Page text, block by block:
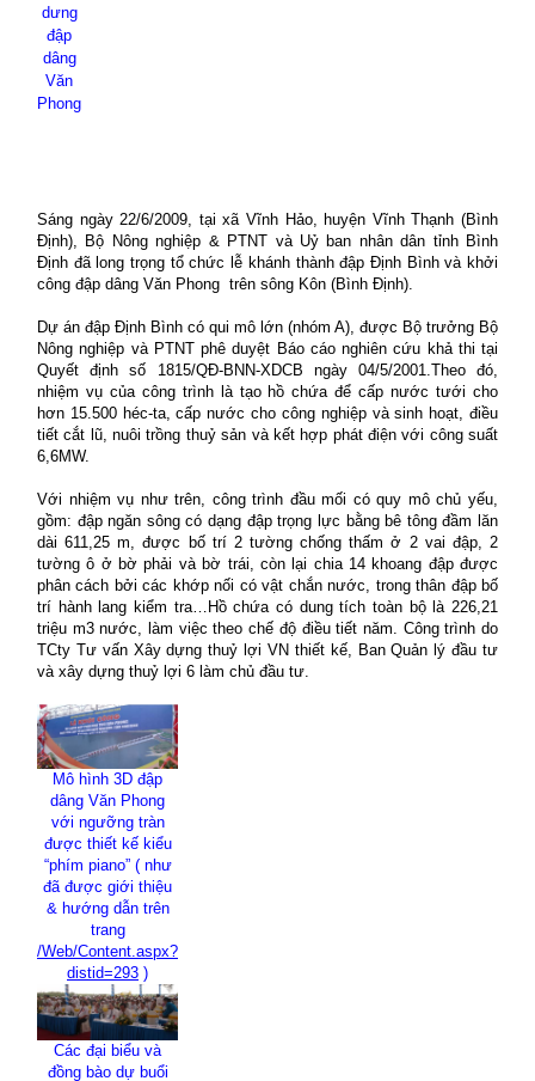
dưng
đập
dâng
Văn
Phong
Sáng ngày 22/6/2009, tại xã Vĩnh Hảo, huyện Vĩnh Thạnh (Bình
Định), Bộ Nông nghiệp & PTNT và Uỷ ban nhân dân tỉnh Bình
Định đã long trọng tổ chức lễ khánh thành đập Định Bình và khởi
công đập dâng Văn Phong trên sông Kôn (Bình Định).
Dự án đập Định Bình có qui mô lớn (nhóm A), được Bộ trưởng Bộ
Nông nghiệp và PTNT phê duyệt Báo cáo nghiên cứu khả thi tại
Quyết định số 1815/QĐ-BNN-XDCB ngày 04/5/2001.Theo đó,
nhiệm vụ của công trình là tạo hồ chứa để cấp nước tưới cho
hơn 15.500 héc-ta, cấp nước cho công nghiệp và sinh hoạt, điều
tiết cắt lũ, nuôi trồng thuỷ sản và kết hợp phát điện với công suất
6,6MW.
Với nhiệm vụ như trên, công trình đầu mối có quy mô chủ yếu,
gồm: đập ngăn sông có dạng đập trọng lực bằng bê tông đầm lăn
dài 611,25 m, được bố trí 2 tường chống thấm ở 2 vai đập, 2
tường ô ở bờ phải và bờ trái, còn lại chia 14 khoang đập được
phân cách bởi các khớp nối có vật chắn nước, trong thân đập bố
trí hành lang kiểm tra…Hồ chứa có dung tích toàn bộ là 226,21
triệu m3 nước, làm việc theo chế độ điều tiết năm. Công trình do
TCty Tư vấn Xây dựng thuỷ lợi VN thiết kế, Ban Quản lý đầu tư
và xây dựng thuỷ lợi 6 làm chủ đầu tư.
Mô hình 3D đập
dâng Văn Phong
với ngưỡng tràn
được thiết kế kiểu
“phím piano” ( như
đã được giới thiệu
& hướng dẫn trên
trang
/Web/Content.aspx?
distid=293 )
Các đại biểu và
đồng bào dự buổi